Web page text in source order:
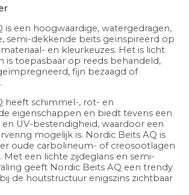
is een hoogwaardige, watergedragen,
semi-dekkende beits geïnspireerd op
en kleurkeuzes. Het is licht
is toepasbaar op reeds behandeld,
fijn bezaagd of
heeft schimmel-, rot- en
eigenschappen en biedt tevens een
UV-bestendigheid, waardoor een
mogelijk is. Nordic Beits AQ is
oude carbolineum- of creosootlagen
Met een lichte zijdeglans en semi-
geeft Nordic Beits AQ een trendy
de houtstructuur enigszins zichtbaar